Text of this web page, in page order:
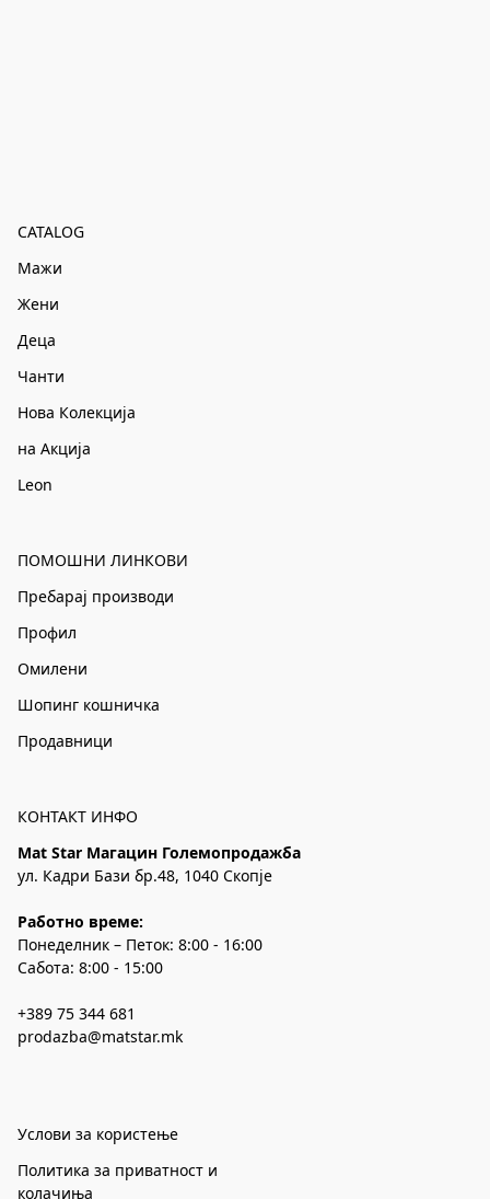
CATALOG
Мажи
Жени
Деца
Чанти
Нова Колекција
на Акција
Leon
ПОМОШНИ ЛИНКОВИ
Пребарај производи
Профил
Омилени
Шопинг кошничка
Продавници
КОНТАКТ ИНФО
Mat Star Магацин Големопродажба
ул. Кадри Бази бр.48, 1040 Скопје
Работно време:
Понеделник – Петок: 8:00 - 16:00
Сабота: 8:00 - 15:00
+389 75 344 681
prodazba@matstar.mk
Услови за користење
Политика за приватност и
колачиња